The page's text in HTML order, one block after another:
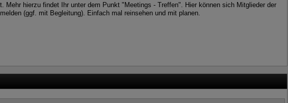
Mehr hierzu findet Ihr unter dem Punkt "Meetings - Treffen". Hier können sich Mitglieder der
(ggf. mit Begleitung). Einfach mal reinsehen und mit planen.